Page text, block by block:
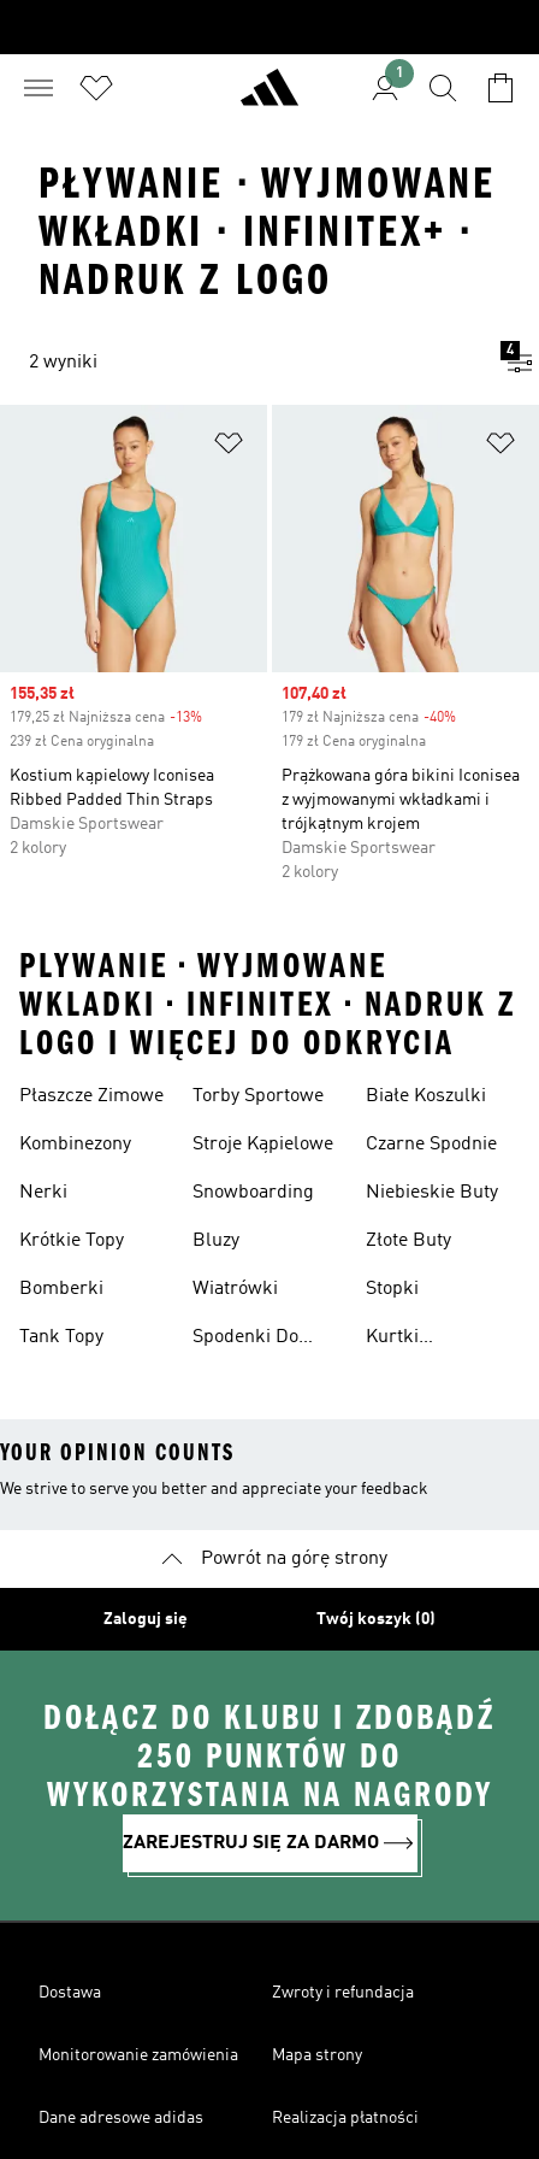
1
PŁYWANIE · WYJMOWANE
WKŁADKI · INFINITEX+ ·
NADRUK Z LOGO
2 wyniki
4
Dodaj do listy życzeń
Sale price
155,35 zł
179,25 zł Najniższa cena -13%
239 zł Cena oryginalna
Kostium kąpielowy Iconisea
Ribbed Padded Thin Straps
Damskie Sportswear
2 kolory
Sale price
107,40 zł
179 zł Najniższa cena -40%
179 zł Cena oryginalna
Prążkowana góra bikini Iconisea
z wyjmowanymi wkładkami i
trójkątnym krojem
Damskie Sportswear
2 kolory
PLYWANIE • WYJMOWANE
WKLADKI • INFINITEX • NADRUK Z
LOGO I WIĘCEJ DO ODKRYCIA
Płaszcze Zimowe
Kombinezony
Nerki
Krótkie Topy
Bomberki
Tank Topy
Torby Sportowe
Stroje Kąpielowe
Snowboarding
Bluzy
Wiatrówki
Spodenki Do
Białe Koszulki
Czarne Spodnie
Niebieskie Buty
Złote Buty
Stopki
Kurtki
YOUR OPINION COUNTS
We strive to serve you better and appreciate your feedback
Powrót na górę strony
Zaloguj się Twój koszyk (0)
DOŁĄCZ DO KLUBU I ZDOBĄDŹ
250 PUNKTÓW DO
WYKORZYSTANIA NA NAGRODY
ZAREJESTRUJ SIĘ ZA DARMO
Dostawa Zwroty i refundacja
Monitorowanie zamówienia Mapa strony
Dane adresowe adidas Realizacja płatności